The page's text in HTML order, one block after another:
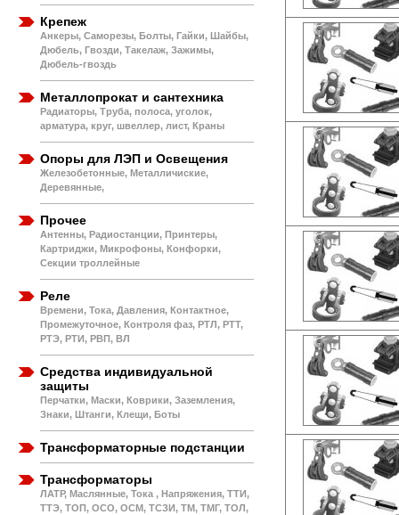
Крепеж
Анкеры, Саморезы, Болты, Гайки, Шайбы,
Дюбель, Гвозди, Такелаж, Зажимы,
Дюбель-гвоздь
Металлопрокат и сантехника
Радиаторы, Труба, полоса, уголок,
арматура, круг, швеллер, лист, Краны
Опоры для ЛЭП и Освещения
Железобетонные, Металличиские,
Деревянные,
Прочее
Антенны, Радиостанции, Принтеры,
Картриджи, Микрофоны, Конфорки,
Секции троллейные
Реле
Времени, Тока, Давления, Контактное,
Промежуточное, Контроля фаз, РТЛ, РТТ,
РТЭ, РТИ, РВП, ВЛ
Средства индивидуальной
защиты
Перчатки, Маски, Коврики, Заземления,
Знаки, Штанги, Клещи, Боты
Трансформаторные подстанции
Трансформаторы
ЛАТР, Маслянные, Тока , Напряжения, ТТИ,
ТТЭ, ТОП, ОСО, ОСМ, ТСЗИ, ТМ, ТМГ, ТОЛ,